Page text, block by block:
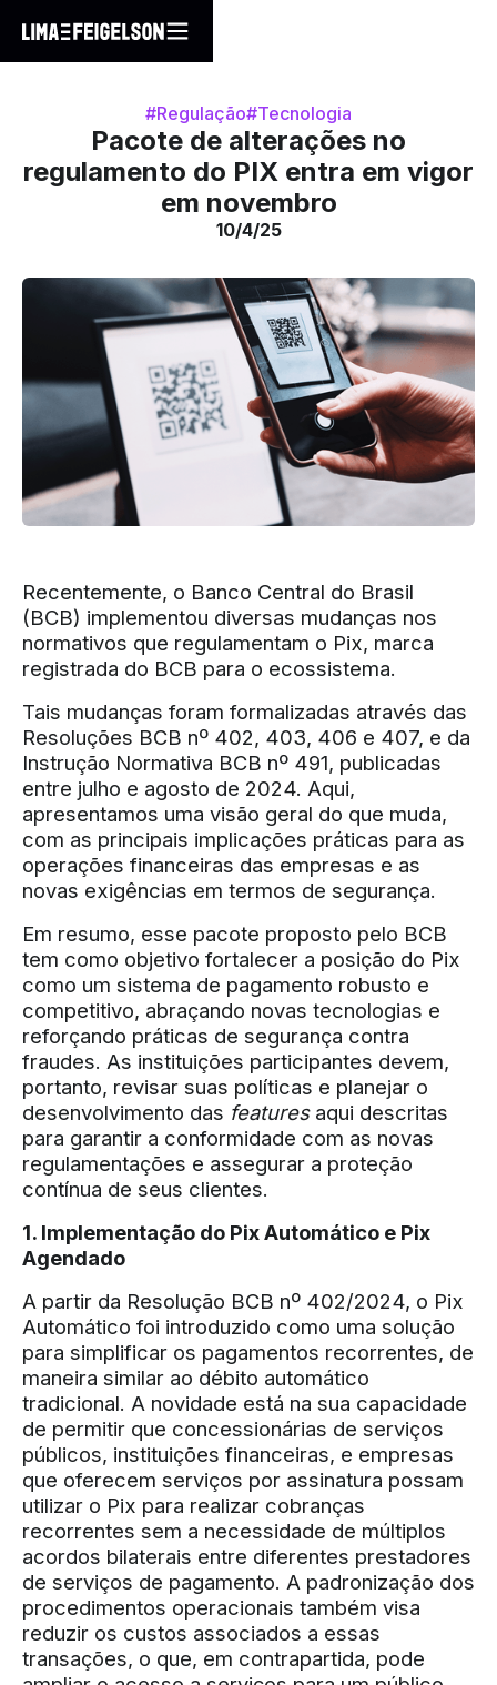
#Regulação#Tecnologia
Pacote de alterações no
regulamento do PIX entra em vigor
em novembro
10/4/25
Recentemente, o Banco Central do Brasil
(BCB) implementou diversas mudanças nos
normativos que regulamentam o Pix, marca
registrada do BCB para o ecossistema.
Tais mudanças foram formalizadas através das
Resoluções BCB nº 402, 403, 406 e 407, e da
Instrução Normativa BCB nº 491, publicadas
entre julho e agosto de 2024. Aqui,
apresentamos uma visão geral do que muda,
com as principais implicações práticas para as
operações financeiras das empresas e as
novas exigências em termos de segurança.
Em resumo, esse pacote proposto pelo BCB
tem como objetivo fortalecer a posição do Pix
como um sistema de pagamento robusto e
competitivo, abraçando novas tecnologias e
reforçando práticas de segurança contra
fraudes. As instituições participantes devem,
portanto, revisar suas políticas e planejar o
desenvolvimento das featuresaqui descritas
para garantir a conformidade com as novas
regulamentações e assegurar a proteção
contínua de seus clientes.
1. Implementação do Pix Automático e Pix
Agendado
A partir da Resolução BCB nº 402/2024, o Pix
Automático foi introduzido como uma solução
para simplificar os pagamentos recorrentes, de
maneira similar ao débito automático
tradicional. A novidade está na sua capacidade
de permitir que concessionárias de serviços
públicos, instituições financeiras, e empresas
que oferecem serviços por assinatura possam
utilizar o Pix para realizar cobranças
recorrentes sem a necessidade de múltiplos
acordos bilaterais entre diferentes prestadores
de serviços de pagamento. A padronização dos
procedimentos operacionais também visa
reduzir os custos associados a essas
transações, o que, em contrapartida, pode